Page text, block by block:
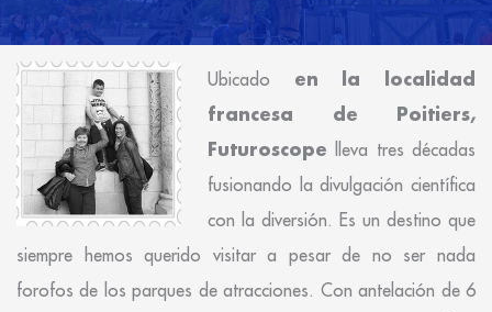
Ubicado en la localidad
francesa de Poitiers,
Futuroscope lleva tres décadas
fusionando la divulgación científica
con la diversión. Es un destino que
siempre hemos querido visitar a pesar de no ser nada
forofos de los parques de atracciones. Con antelación de 6